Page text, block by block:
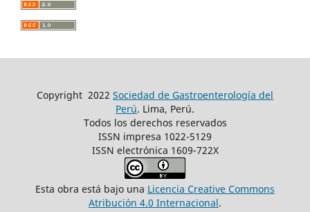
Copyright 2022 Sociedad de Gastroenterología del
Perú. Lima, Perú.
Todos los derechos reservados
ISSN impresa 1022-5129
ISSN electrónica 1609-722X
Esta obra está bajo una Licencia Creative Commons
Atribución 4.0 Internacional.